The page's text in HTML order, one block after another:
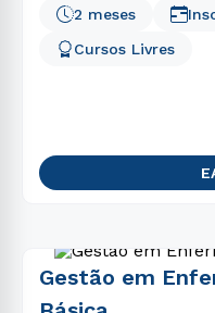
2 meses
Cursos Livres
Gestão em